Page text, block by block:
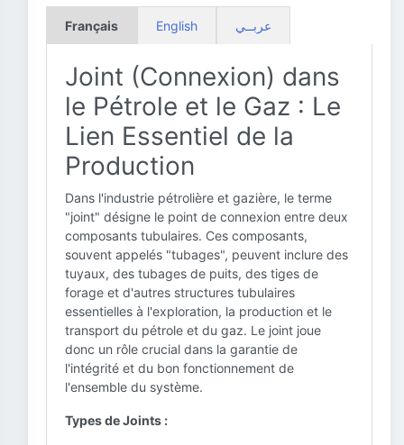
Français English عربــي
Joint (Connexion) dans
le Pétrole et le Gaz : Le
Lien Essentiel de la
Production
Dans l'industrie pétrolière et gazière, le terme
"joint" désigne le point de connexion entre deux
composants tubulaires. Ces composants,
souvent appelés "tubages", peuvent inclure des
tuyaux, des tubages de puits, des tiges de
forage et d'autres structures tubulaires
essentielles à l'exploration, la production et le
transport du pétrole et du gaz. Le joint joue
donc un rôle crucial dans la garantie de
l'intégrité et du bon fonctionnement de
l'ensemble du système.
Types de Joints :